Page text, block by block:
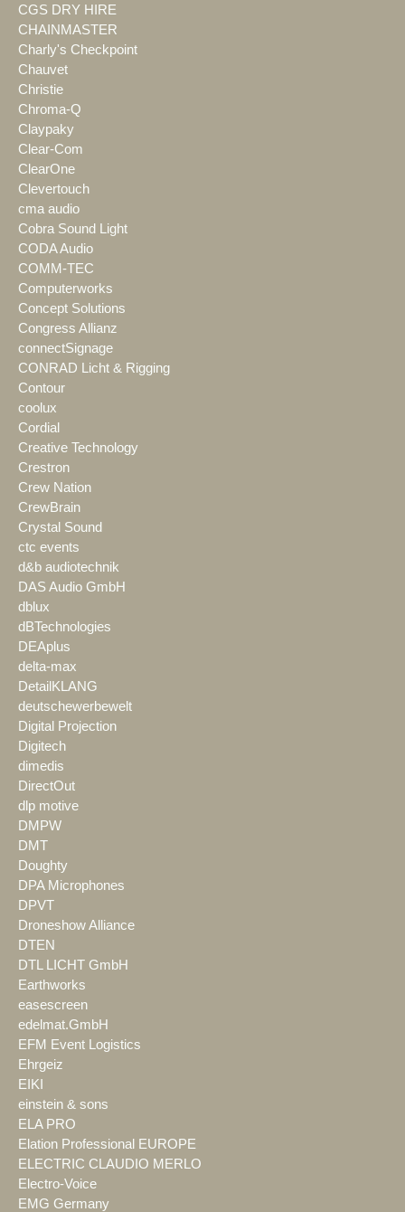
CGS DRY HIRE
CHAINMASTER
Charly's Checkpoint
Chauvet
Christie
Chroma-Q
Claypaky
Clear-Com
ClearOne
Clevertouch
cma audio
Cobra Sound Light
CODA Audio
COMM-TEC
Computerworks
Concept Solutions
Congress Allianz
connectSignage
CONRAD Licht & Rigging
Contour
coolux
Cordial
Creative Technology
Crestron
Crew Nation
CrewBrain
Crystal Sound
ctc events
d&b audiotechnik
DAS Audio GmbH
dblux
dBTechnologies
DEAplus
delta-max
DetailKLANG
deutschewerbewelt
Digital Projection
Digitech
dimedis
DirectOut
dlp motive
DMPW
DMT
Doughty
DPA Microphones
DPVT
Droneshow Alliance
DTEN
DTL LICHT GmbH
Earthworks
easescreen
edelmat.GmbH
EFM Event Logistics
Ehrgeiz
EIKI
einstein & sons
ELA PRO
Elation Professional EUROPE
ELECTRIC CLAUDIO MERLO
Electro-Voice
EMG Germany